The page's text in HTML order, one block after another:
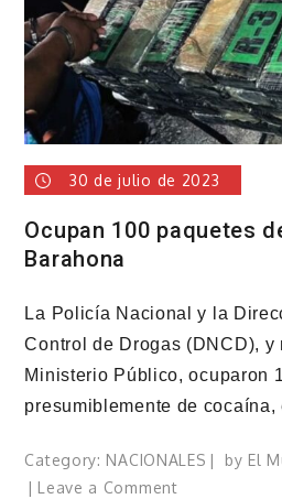
30 de julio de 2023
Ocupan 100 paquetes
Barahona
La Policía Nacional y la
Control de Drogas (DNCD), y
Ministerio Público, ocuparon
presumiblemente de
Category: NACIONALES by El
Leave a Commenton